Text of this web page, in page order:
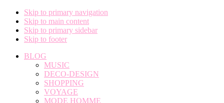
Skip to primary navigation
Skip to main content
Skip to primary sidebar
Skip to footer
BLOG
MUSIC
DECO-DESIGN
SHOPPING
VOYAGE
MODE HOMME